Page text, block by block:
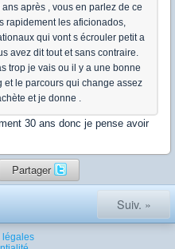
après , vous en parlez de ce
rapidement les aficionados,
qui vont s écrouler petit a
avez dit tout et sans contraire.
trop je vais ou il y a une bonne
et le parcours qui change assez
et je donne .
30 ans donc je pense avoir
Partager
Suiv. »
légales